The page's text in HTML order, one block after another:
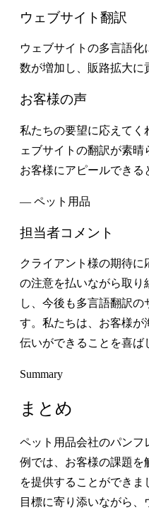
ウェブサイト翻訳
ウェブサイトの多言語化
数が増加し、販路拡大に
お客様の声
私たちの要望に応えてく
ェブサイトの翻訳が素
お客様にアピールできる
— ペット用品
担当者コメント
クライアント様の期待
の注意を払いながら取り
し、今後も多言語翻訳の
す。私たちは、お客様が
伝いができることを喜ば
Summary
まとめ
ペット用品会社のパンフ
例では、お客様の課題を
を提供することができ
目標に寄り添いながら